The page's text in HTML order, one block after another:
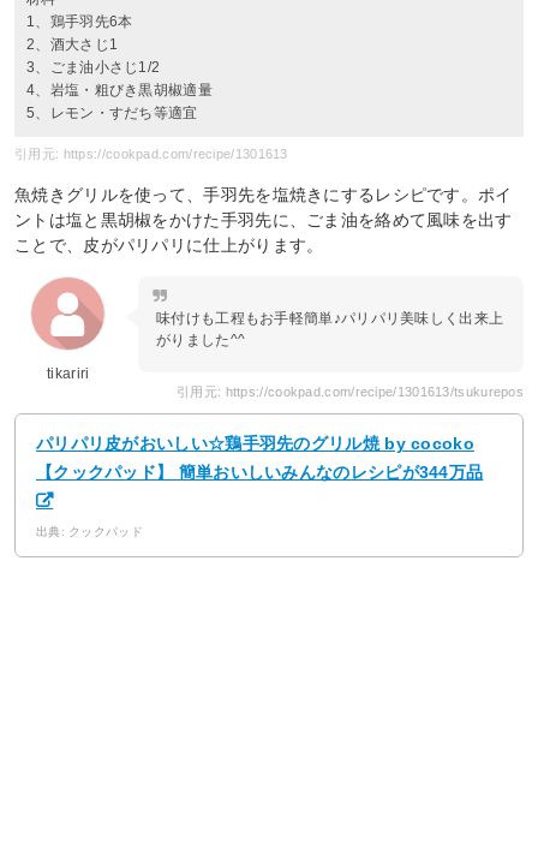
1、鶏手羽先6本
2、酒大さじ1
3、ごま油小さじ1/2
4、岩塩・粗びき黒胡椒適量
5、レモン・すだち等適宜
引用元: https://cookpad.com/recipe/1301613
魚焼きグリルを使って、手羽先を塩焼きにするレシピです。ポイ
ントは塩と黒胡椒をかけた手羽先に、ごま油を絡めて風味を出す
ことで、皮がパリパリに仕上がります。
tikariri
味付けも工程もお手軽簡単♪パリパリ美味しく出来上
がりました^^
引用元: https://cookpad.com/recipe/1301613/tsukurepos
パリパリ皮がおいしい☆鶏手羽先のグリル焼 by cocoko
【クックパッド】 簡単おいしいみんなのレシピが344万品
出典: クックパッド